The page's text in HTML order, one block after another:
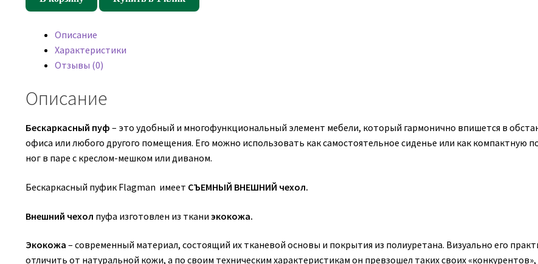
пуфик
Розовый
(экокожа)
Описание
Характеристики
Отзывы (0)
Описание
Бескаркасный пуф – это удобный и многофункциональный элемент мебели, который гармонично впишется в
офиса или любого другого помещения. Его можно использовать как самостоятельное сиденье или как компактную
ног в паре с креслом-мешком или диваном.
Бескаркасный пуфик Flagman имеет СЪЕМНЫЙ ВНЕШНИЙ чехол.
Внешний чехол пуфа изготовлен из ткани экокожа.
Экокожа – современный материал, состоящий их тканевой основы и покрытия из полиуретана. Визуально его
отличить от натуральной кожи, а по своим техническим характеристикам он превзошел таких своих «конкурентов»,